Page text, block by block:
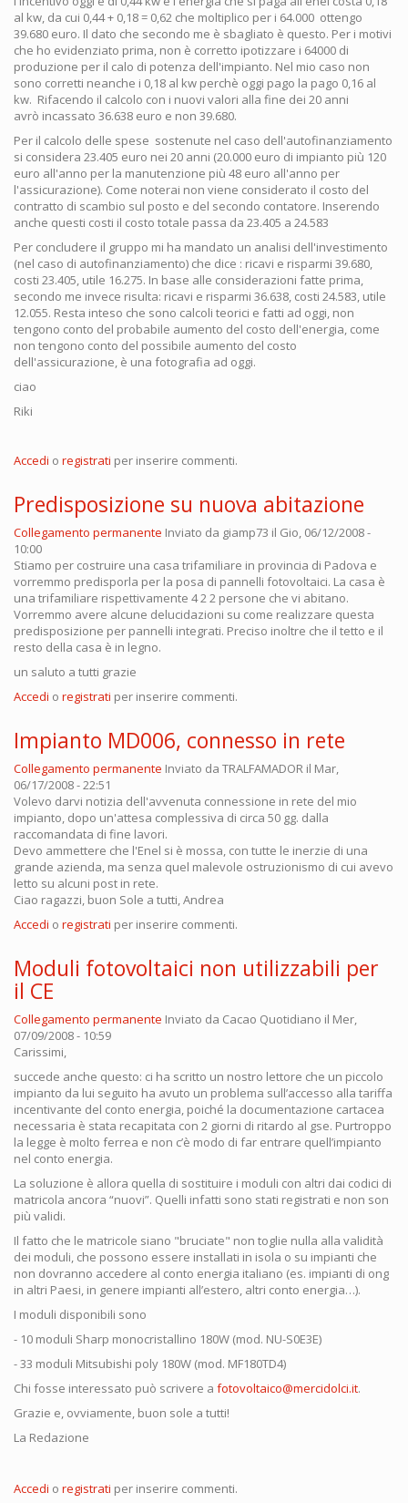
al kw, da cui 0,44 + 0,18 = 0,62 che moltiplico per i 64.000 ottengo
39.680 euro. Il dato che secondo me è sbagliato è questo. Per i motivi
che ho evidenziato prima, non è corretto ipotizzare i 64000 di
produzione per il calo di potenza dell'impianto. Nel mio caso non
sono corretti neanche i 0,18 al kw perchè oggi pago la pago 0,16 al
kw. Rifacendo il calcolo con i nuovi valori alla fine dei 20 anni
avrò incassato 36.638 euro e non 39.680.
Per il calcolo delle spese sostenute nel caso dell'autofinanziamento
si considera 23.405 euro nei 20 anni (20.000 euro di impianto più 120
euro all'anno per la manutenzione più 48 euro all'anno per
l'assicurazione). Come noterai non viene considerato il costo del
contratto di scambio sul posto e del secondo contatore. Inserendo
anche questi costi il costo totale passa da 23.405 a 24.583
Per concludere il gruppo mi ha mandato un analisi dell'investimento
(nel caso di autofinanziamento) che dice : ricavi e risparmi 39.680,
costi 23.405, utile 16.275. In base alle considerazioni fatte prima,
secondo me invece risulta: ricavi e risparmi 36.638, costi 24.583, utile
12.055. Resta inteso che sono calcoli teorici e fatti ad oggi, non
tengono conto del probabile aumento del costo dell'energia, come
non tengono conto del possibile aumento del costo
dell'assicurazione, è una fotografia ad oggi.
ciao
Riki
Accedi o registrati per inserire commenti.
Predisposizione su nuova abitazione
Collegamento permanente Inviato da giamp73 il Gio, 06/12/2008 -
10:00
Stiamo per costruire una casa trifamiliare in provincia di Padova e
vorremmo predisporla per la posa di pannelli fotovoltaici. La casa è
una trifamiliare rispettivamente 4 2 2 persone che vi abitano.
Vorremmo avere alcune delucidazioni su come realizzare questa
predisposizione per pannelli integrati. Preciso inoltre che il tetto e il
resto della casa è in legno.
un saluto a tutti grazie
Accedi o registrati per inserire commenti.
Impianto MD006, connesso in rete
Collegamento permanente Inviato da TRALFAMADOR il Mar,
06/17/2008 - 22:51
Volevo darvi notizia dell'avvenuta connessione in rete del mio
impianto, dopo un'attesa complessiva di circa 50 gg. dalla
raccomandata di fine lavori.
Devo ammettere che l'Enel si è mossa, con tutte le inerzie di una
grande azienda, ma senza quel malevole ostruzionismo di cui avevo
letto su alcuni post in rete.
Ciao ragazzi, buon Sole a tutti, Andrea
Accedi o registrati per inserire commenti.
Moduli fotovoltaici non utilizzabili per
il CE
Collegamento permanente Inviato da Cacao Quotidiano il Mer,
07/09/2008 - 10:59
Carissimi,
succede anche questo: ci ha scritto un nostro lettore che un piccolo
impianto da lui seguito ha avuto un problema sull’accesso alla tariffa
incentivante del conto energia, poiché la documentazione cartacea
necessaria è stata recapitata con 2 giorni di ritardo al gse. Purtroppo
la legge è molto ferrea e non c’è modo di far entrare quell’impianto
nel conto energia.
La soluzione è allora quella di sostituire i moduli con altri dai codici di
matricola ancora “nuovi”. Quelli infatti sono stati registrati e non son
più validi.
Il fatto che le matricole siano "bruciate" non toglie nulla alla validità
dei moduli, che possono essere installati in isola o su impianti che
non dovranno accedere al conto energia italiano (es. impianti di ong
in altri Paesi, in genere impianti all’estero, altri conto energia…).
I moduli disponibili sono
- 10 moduli Sharp monocristallino 180W (mod. NU-S0E3E)
- 33 moduli Mitsubishi poly 180W (mod. MF180TD4)
Chi fosse interessato può scrivere a fotovoltaico@mercidolci.it.
Grazie e, ovviamente, buon sole a tutti!
La Redazione
Accedi o registrati per inserire commenti.